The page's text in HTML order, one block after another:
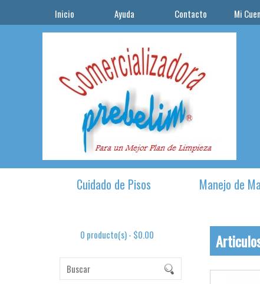
Inicio Ayuda Contacto Mi
Cuidado de Pisos Manejo de
0 producto(s) - $0.00